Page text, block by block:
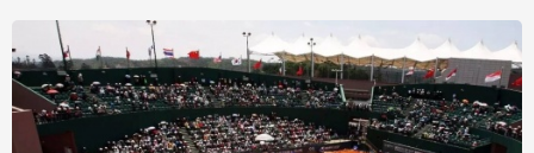
круге основы. В парном разряде Бурый уступил в
стартовом матче, а Василевский сумел дойти до
полуфинала. В2018году Александр Бурый завоевал
титул победителя турнира в парном разряде..